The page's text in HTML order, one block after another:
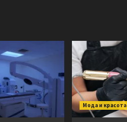
Мода и красота